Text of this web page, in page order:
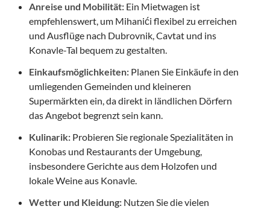
Anreise und Mobilität: Ein Mietwagen ist
empfehlenswert, um Mihanići flexibel zu erreichen
und Ausflüge nach Dubrovnik, Cavtat und ins
Konavle-Tal bequem zu gestalten.
Einkaufsmöglichkeiten: Planen Sie Einkäufe in den
umliegenden Gemeinden und kleineren
Supermärkten ein, da direkt in ländlichen Dörfern
das Angebot begrenzt sein kann.
Kulinarik: Probieren Sie regionale Spezialitäten in
Konobas und Restaurants der Umgebung,
insbesondere Gerichte aus dem Holzofen und
lokale Weine aus Konavle.
Wetter und Kleidung: Nutzen Sie die vielen